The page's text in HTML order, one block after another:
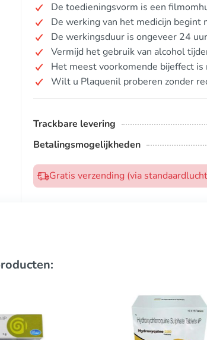
De toedieningsvorm is een
De werking van het medicijn begint
De werkingsduur is ongeveer 24
Vermijd het gebruik van alcohol
Het meest voorkomende bijeffect is
Wilt u Plaquenil proberen zonder
Trackbare levering
Betalingsmogelijkheden
Gratis verzending (via